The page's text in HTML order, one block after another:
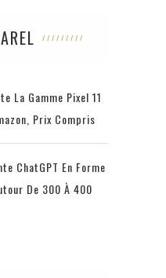
La Gamme Pixel 11
Prix Compris
ChatGPT En Forme
De 300 À 400